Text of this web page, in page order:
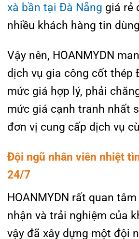
xà bần tại Đà Nẵng giá rẻ
nhiều khách hàng tin
Vậy nên, HOANMYDN
dịch vụ gia công cốt thép
mức giá hợp lý, phải
mức giá cạnh tranh nhất
đơn vị cung cấp dịch vụ
Đội ngũ nhân viên nhiệt
24/7
HOANMYDN rất quan
nhận và trải nghiệm của
vậy đã xây dựng một đội